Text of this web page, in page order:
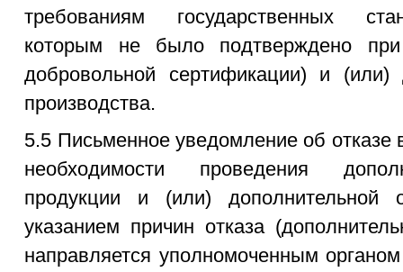
требованиям государственных
которым не было подтверждено
добровольной сертификации) и (или)
производства.
5.5 Письменное уведомление об отказе
необходимости проведения
продукции и (или) дополнительной
указанием причин отказа
направляется уполномоченным